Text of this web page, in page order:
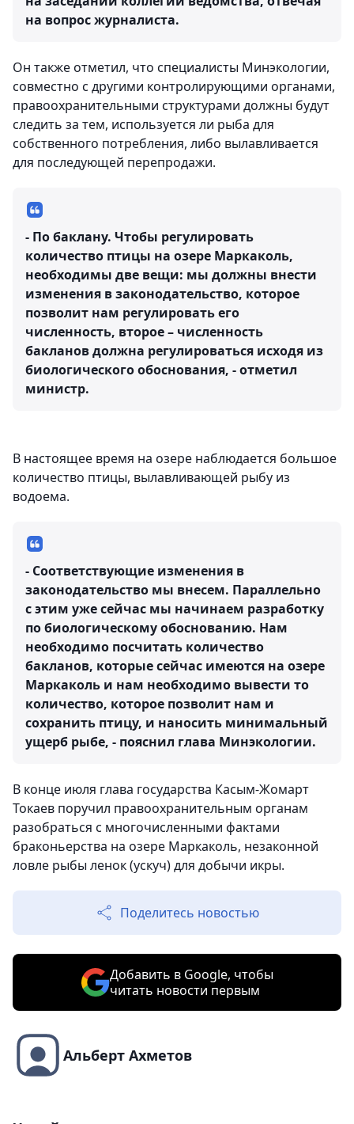
на вопрос журналиста.
Он также отметил, что специалисты Минэкологии,
совместно с другими контролирующими органами,
правоохранительными структурами должны будут
следить за тем, используется ли рыба для
собственного потребления, либо вылавливается
для последующей перепродажи.
- По баклану. Чтобы регулировать
количество птицы на озере Маркаколь,
необходимы две вещи: мы должны внести
изменения в законодательство, которое
позволит нам регулировать его
численность, второе – численность
бакланов должна регулироваться исходя из
биологического обоснования, - отметил
министр.
В настоящее время на озере наблюдается большое
количество птицы, вылавливающей рыбу из
водоема.
- Соответствующие изменения в
законодательство мы внесем. Параллельно
с этим уже сейчас мы начинаем разработку
по биологическому обоснованию. Нам
необходимо посчитать количество
бакланов, которые сейчас имеются на озере
Маркаколь и нам необходимо вывести то
количество, которое позволит нам и
сохранить птицу, и наносить минимальный
ущерб рыбе, - пояснил глава Минэкологии.
В конце июля глава государства Касым-Жомарт
Токаев поручил правоохранительным органам
разобраться с многочисленными фактами
браконьерства на озере Маркаколь, незаконной
ловле рыбы ленок (ускуч) для добычи икры.
Поделитесь новостью
Добавить в Google, чтобы
читать новости первым
Альберт Ахметов